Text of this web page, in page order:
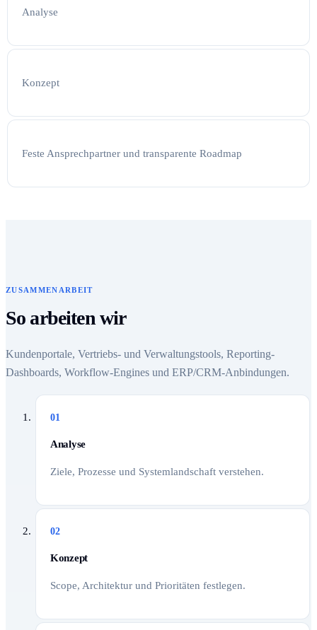
Analyse
Konzept
Feste Ansprechpartner und transparente Roadmap
ZUSAMMENARBEIT
So arbeiten wir
Kundenportale, Vertriebs- und Verwaltungstools, Reporting-
Dashboards, Workflow-Engines und ERP/CRM-Anbindungen.
01
Analyse
Ziele, Prozesse und Systemlandschaft verstehen.
02
Konzept
Scope, Architektur und Prioritäten festlegen.